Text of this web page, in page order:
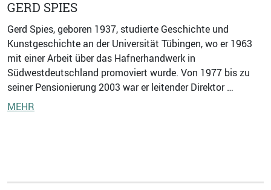
GERD SPIES
Gerd Spies, geboren 1937, studierte Geschichte und
Kunstgeschichte an der Universität Tübingen, wo er 1963
mit einer Arbeit über das Hafnerhandwerk in
Südwestdeutschland promoviert wurde. Von 1977 bis zu
seiner Pensionierung 2003 war er leitender Direktor …
MEHR